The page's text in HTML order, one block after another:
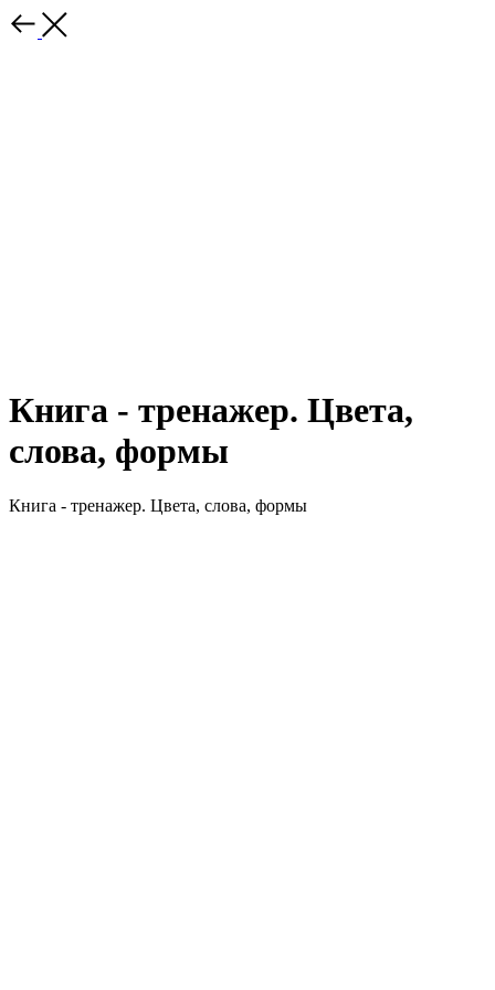
Книга - тренажер. Цвета,
слова, формы
Книга - тренажер. Цвета, слова, формы